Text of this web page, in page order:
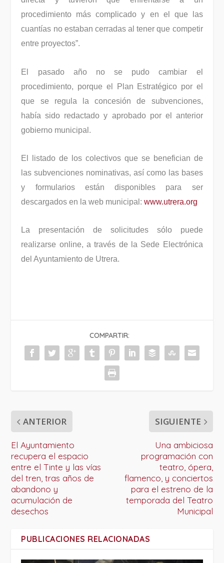
procedimiento más complicado y en el que las
cuantías no estaban cerradas al tener que competir
entre proyectos”.
El pasado año no se pudo cambiar el
procedimiento, porque el Plan Estratégico por el
que se regula la concesión de subvenciones,
había sido redactado y aprobado por el anterior
gobierno municipal.
El listado de los colectivos que se benefician de
las subvenciones nominativas, así como las bases
y formularios están disponibles para ser
descargados en la web municipal:www.utrera.org
La presentación de solicitudes sólo puede
realizarse online, a través de la Sede Electrónica
del Ayuntamiento de Utrera.
COMPARTIR:
ANTERIOR
El Ayuntamiento
recupera el espacio
entre el Tinte y las vías
del tren, tras años de
abandono y
acumulación de
desechos
SIGUIENTE
Una ambiciosa
programación con
teatro, ópera,
flamenco, y conciertos
para el estreno de la
temporada del Teatro
Municipal
PUBLICACIONES RELACIONADAS